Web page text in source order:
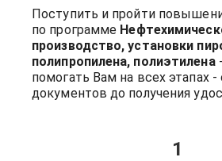
Поступить и пройти
по программе
производство, установки
полипропилена, полиэтилена-
помогать Вам на всех этапах -
документов до получения
1